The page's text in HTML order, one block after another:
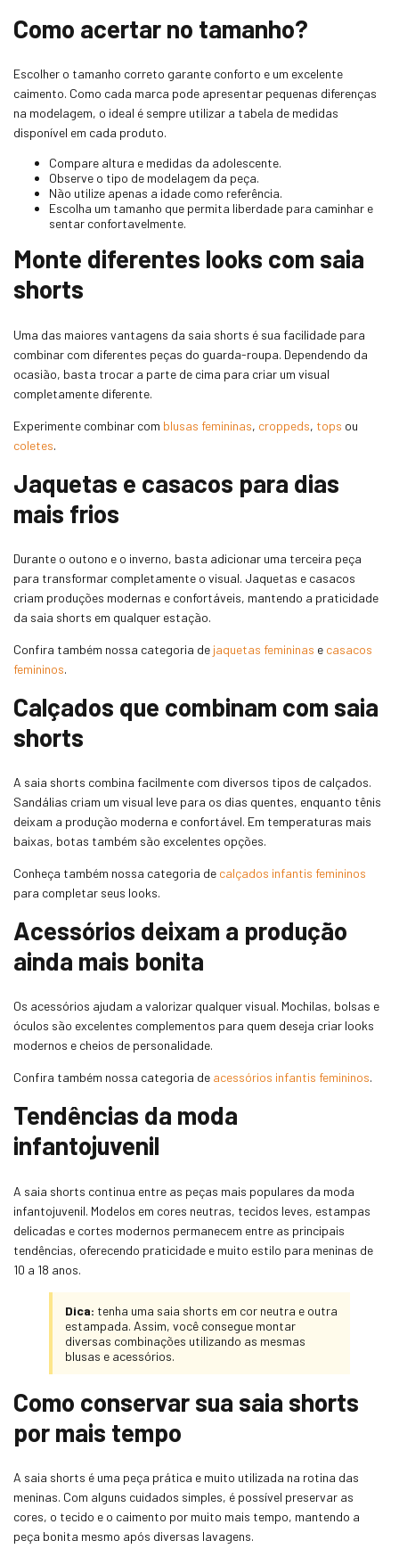
Como acertar no tamanho?
Escolher o tamanho correto garante conforto e um excelente
caimento. Como cada marca pode apresentar pequenas diferenças
na modelagem, o ideal é sempre utilizar a tabela de medidas
disponível em cada produto.
Compare altura e medidas da adolescente.
Observe o tipo de modelagem da peça.
Não utilize apenas a idade como referência.
Escolha um tamanho que permita liberdade para caminhar e
sentar confortavelmente.
Monte diferentes looks com saia
shorts
Uma das maiores vantagens da saia shorts é sua facilidade para
combinar com diferentes peças do guarda-roupa. Dependendo da
ocasião, basta trocar a parte de cima para criar um visual
completamente diferente.
Experimente combinar com blusas femininas, croppeds, tops ou
coletes.
Jaquetas e casacos para dias
mais frios
Durante o outono e o inverno, basta adicionar uma terceira peça
para transformar completamente o visual. Jaquetas e casacos
criam produções modernas e confortáveis, mantendo a praticidade
da saia shorts em qualquer estação.
Confira também nossa categoria de jaquetas femininas e casacos
femininos.
Calçados que combinam com saia
shorts
A saia shorts combina facilmente com diversos tipos de calçados.
Sandálias criam um visual leve para os dias quentes, enquanto tênis
deixam a produção moderna e confortável. Em temperaturas mais
baixas, botas também são excelentes opções.
Conheça também nossa categoria de calçados infantis femininos
para completar seus looks.
Acessórios deixam a produção
ainda mais bonita
Os acessórios ajudam a valorizar qualquer visual. Mochilas, bolsas e
óculos são excelentes complementos para quem deseja criar looks
modernos e cheios de personalidade.
Confira também nossa categoria de acessórios infantis femininos.
Tendências da moda
infantojuvenil
A saia shorts continua entre as peças mais populares da moda
infantojuvenil. Modelos em cores neutras, tecidos leves, estampas
delicadas e cortes modernos permanecem entre as principais
tendências, oferecendo praticidade e muito estilo para meninas de
10 a 18 anos.
Dica: tenha uma saia shorts em cor neutra e outra
estampada. Assim, você consegue montar
diversas combinações utilizando as mesmas
blusas e acessórios.
Como conservar sua saia shorts
por mais tempo
A saia shorts é uma peça prática e muito utilizada na rotina das
meninas. Com alguns cuidados simples, é possível preservar as
cores, o tecido e o caimento por muito mais tempo, mantendo a
peça bonita mesmo após diversas lavagens.